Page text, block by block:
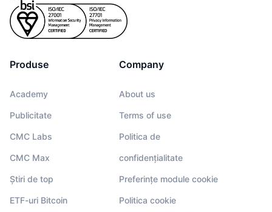
Produse
Academy
Publicitate
CMC Labs
CMC Max
Știri de top
ETF-uri Bitcoin
Company
About us
Terms of use
Politica de
confidențialitate
Preferințe module cookie
Politica cookie